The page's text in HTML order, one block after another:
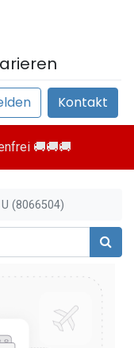
Kontakt
🚚🚚🚚
(8066504)